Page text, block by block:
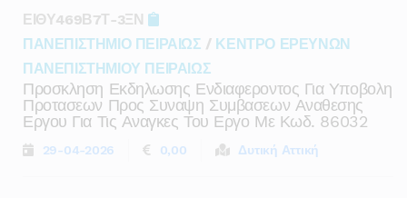
ΕΙΘΥ469Β7Τ-3ΞΝ
ΠΑΝΕΠΙΣΤΗΜΙΟ ΠΕΙΡΑΙΩΣ / ΚΕΝΤΡΟ ΕΡΕΥΝΩΝ
ΠΑΝΕΠΙΣΤΗΜΙΟΥ ΠΕΙΡΑΙΩΣ
Προσκληση Εκδηλωσης Ενδιαφεροντος Για Υποβολη
Προτασεων Προς Συναψη Συμβασεων Αναθεσης
Εργου Για Τις Αναγκες Του Εργο Με Κωδ. 86032
29-04-2026 0,00 Δυτική Αττική